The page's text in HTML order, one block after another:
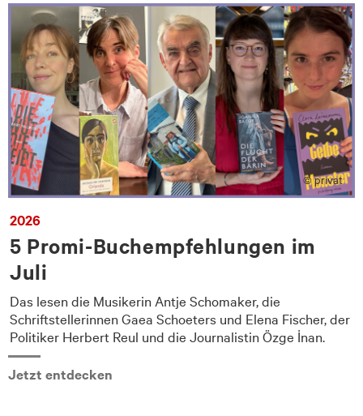
© privat
2026
5 Promi-Buchempfehlungen im
Juli
Das lesen die Musikerin Antje Schomaker, die
Schriftstellerinnen Gaea Schoeters und Elena Fischer, der
Politiker Herbert Reul und die Journalistin Özge İnan.
Jetzt entdecken